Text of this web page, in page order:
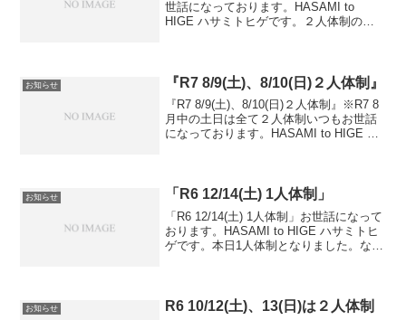
世話になっております。HASAMI to
HIGE ハサミトヒゲです。２人体制の日
お知らせ 『R7 8/9(土)、8/10(日)２人体制』
『R7 8/9(土)、8/10(日)２人体制』※R7 8
月中の土日は全て２人体制いつもお世話
になっております。HASAMI to HIGE ハ
お知らせ 「R6 12/14(土) 1人体制」
「R6 12/14(土) 1人体制」お世話になって
おります。HASAMI to HIGE ハサミトヒ
ゲです。本日1人体制となりました。なの
お知らせ R6 10/12(土)、13(日)は２人体制